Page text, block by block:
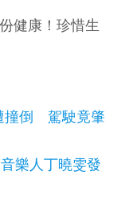
健康！珍惜生
撞倒 駕駛竟肇
樂人丁曉雯發